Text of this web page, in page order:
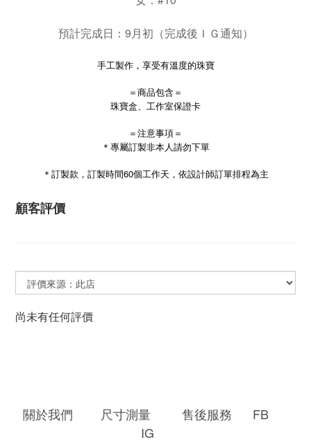
預計完成日：9月初（完成後ＩＧ通知）
手工製作，享受有溫度的珠寶
＝商品包含＝
珠寶盒、工作室保證卡
＝注意事項＝
＊專屬訂製非本人請勿下單
＊訂製款，訂製時間60個工作天，依設計師訂單排程為主
顧客評價
尚未有任何評價
關於我們 尺寸測量 售後服務
FB
IG